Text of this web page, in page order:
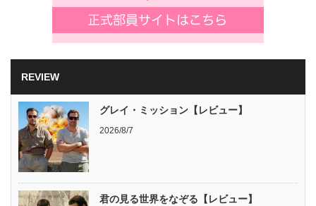
REVIEW
グレイ・ミッション【レビュー】
2026/8/7
君の見る世界をなぞる【レビュー】